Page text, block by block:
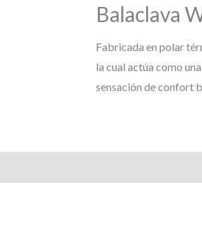
Balaclava
Fabricada en polar
la cual actúa como
sensación de confort